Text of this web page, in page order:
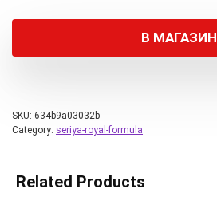
В МАГАЗИН
SKU: 634b9a03032b
Category: seriya-royal-formula
Related Products